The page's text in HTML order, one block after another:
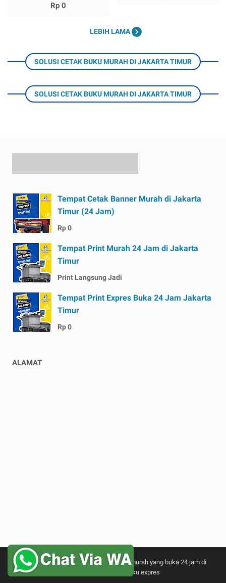
Rp 0
LEBIH LAMA
SOLUSI CETAK BUKU MURAH DI JAKARTA TIMUR
SOLUSI CETAK BUKU MURAH DI JAKARTA TIMUR
Tempat Cetak Banner Murah di Jakarta
Timur (24 Jam)
Rp 0
Tempat Print Murah 24 Jam di Jakarta
Timur
Print Langsung Jadi
Tempat Print Expres Buka 24 Jam Jakarta
Timur
Rp 0
ALAMAT
© 2021 -Ami Printing toko Percetakan murah yang buka 24 jam di
Jakarta timur, Cetak buku expres